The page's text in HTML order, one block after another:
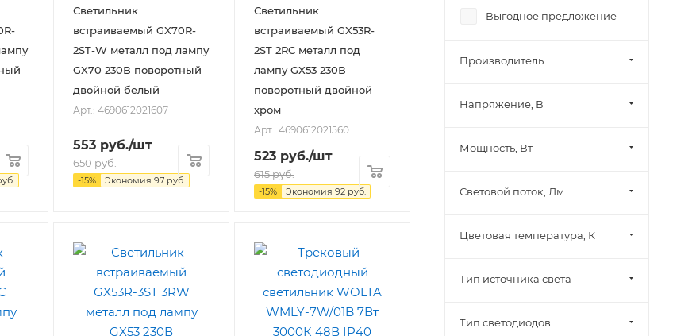
Светильник
встраиваемый GX70R-
2ST-W металл под лампу
GX70 230В поворотный
двойной белый
Арт.: 4690612021607
553 руб./шт
650руб.
-15% Экономия 97 руб.
Светильник
встраиваемый GX53R-
2ST 2RC металл под
лампу GX53 230В
поворотный двойной
хром
Арт.: 4690612021560
523 руб./шт
615руб.
-15% Экономия 92 руб.
Выгодное предложение
Производитель
Напряжение, В
Мощность, Вт
Световой поток, Лм
Цветовая температура, К
Тип источника света
Тип светодиодов